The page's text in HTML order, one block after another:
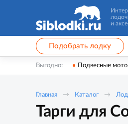
и
Подобрать лодку
Выгодно: Подвесные
Главная Каталог
Тарги для